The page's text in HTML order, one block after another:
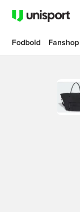
Fodbold Fanshop